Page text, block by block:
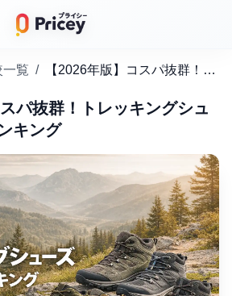
一覧 / 【2026年版】コスパ抜群！トレッキングシューズおすすめランキング
パ抜群！トレッキングシュ
キング